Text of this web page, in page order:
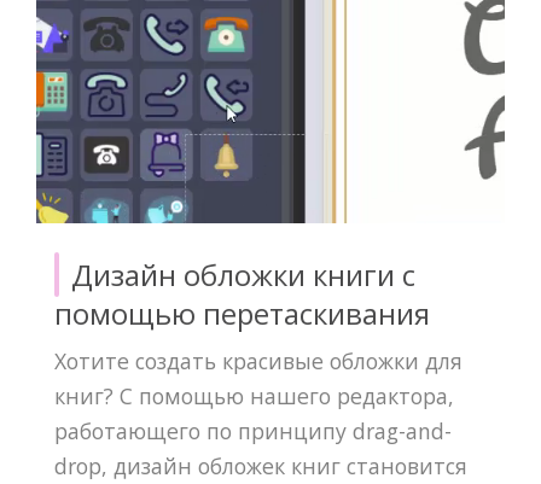
Дизайн обложки книги с
помощью перетаскивания
Хотите создать красивые обложки для
книг? С помощью нашего редактора,
работающего по принципу drag-and-
drop, дизайн обложек книг становится